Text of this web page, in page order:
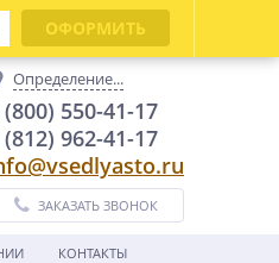
Определение...
550-41-17
962-41-17
ЗАКАЗАТЬ ЗВОНОК
КОНТАКТЫ
ОФОРМИТЬ